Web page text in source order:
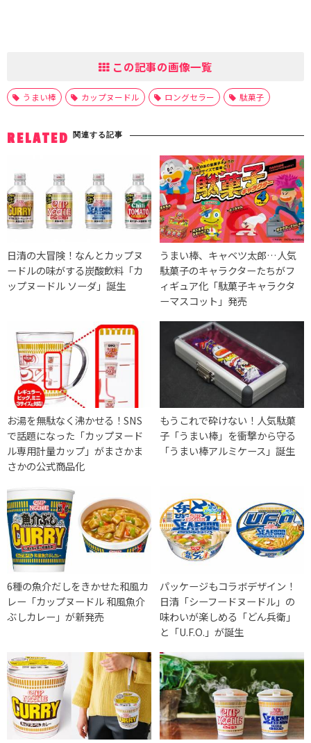
この記事の画像一覧
うまい棒 カップヌードル ロングセラー 駄菓子
RELATED 関連する記事
日清の大冒険！なんとカップヌ
ードルの味がする炭酸飲料「カ
ップヌードル ソーダ」誕生
うまい棒、キャベツ太郎…人気
駄菓子のキャラクターたちがフ
ィギュア化「駄菓子キャラクタ
ーマスコット」発売
お湯を無駄なく沸かせる！SNS
で話題になった「カップヌード
ル専用計量カップ」がまさかま
さかの公式商品化
もうこれで砕けない！人気駄菓
子「うまい棒」を衝撃から守る
「うまい棒アルミケース」誕生
6種の魚介だしをきかせた和風カ
レー「カップヌードル 和風魚介
ぶしカレー」が新発売
パッケージもコラボデザイン！
日清「シーフードヌードル」の
味わいが楽しめる「どん兵衛」
と「U.F.O.」が誕生